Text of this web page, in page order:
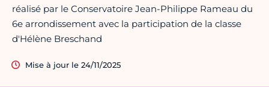
réalisé par le Conservatoire Jean-Philippe Rameau du
6e arrondissement avec la participation de la classe
d'Hélène Breschand
Mise à jour le 24/11/2025